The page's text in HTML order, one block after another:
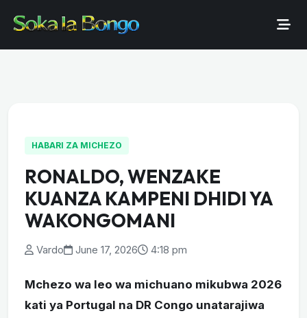
HABARI ZA MICHEZO
RONALDO, WENZAKE
KUANZA KAMPENI DHIDI YA
WAKONGOMANI
Vardo June 17, 2026 4:18 pm
Mchezo wa leo wa michuano mikubwa 2026
kati ya Portugal na DR Congo unatarajiwa